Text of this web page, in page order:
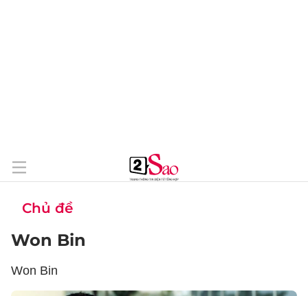
Chủ đề
Won Bin
Won Bin